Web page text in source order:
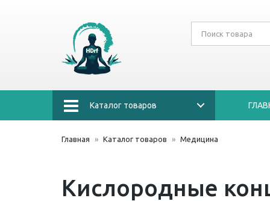
Каталог товаров
Главная Каталог товаров Медицина
Кислородные